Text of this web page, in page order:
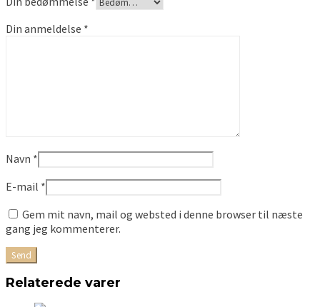
Din anmeldelse *
Navn *
E-mail *
Gem mit navn, mail og websted i denne browser til næste
gang jeg kommenterer.
Relaterede varer